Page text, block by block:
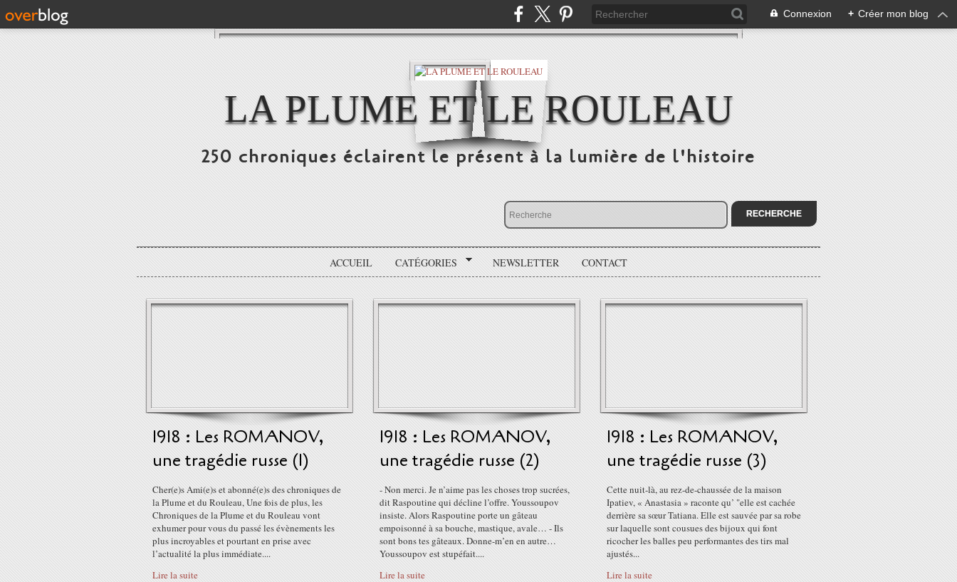
Connexion + Créer mon blog
LA PLUME ET LE ROULEAU
250 chroniques éclairent le présent à la lumière de l'histoire
ACCUEIL CATÉGORIES NEWSLETTER CONTACT
1918 : Les ROMANOV,
une tragédie russe (1)
Cher(e)s Ami(e)s et abonné(e)s des chroniques de
la Plume et du Rouleau, Une fois de plus, les
Chroniques de la Plume et du Rouleau vont
exhumer pour vous du passé les évènements les
plus incroyables et pourtant en prise avec
l’actualité la plus immédiate....
Lire la suite
1918 : Les ROMANOV,
une tragédie russe (2)
- Non merci. Je n’aime pas les choses trop sucrées,
dit Raspoutine qui décline l’offre. Youssoupov
insiste. Alors Raspoutine porte un gâteau
empoisonné à sa bouche, mastique, avale… - Ils
sont bons tes gâteaux. Donne-m’en en autre…
Youssoupov est stupéfait....
Lire la suite
1918 : Les ROMANOV,
une tragédie russe (3)
Cette nuit-là, au rez-de-chaussée de la maison
Ipatiev, « Anastasia » raconte qu’ "elle est cachée
derrière sa sœur Tatiana. Elle est sauvée par sa robe
sur laquelle sont cousues des bijoux qui font
ricocher les balles peu performantes des tirs mal
ajustés...
Lire la suite